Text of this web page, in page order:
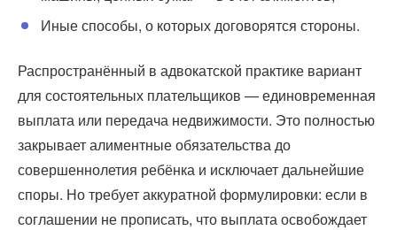
Иные способы, о которых договорятся стороны.
Распространённый в адвокатской практике вариант
для состоятельных плательщиков — единовременная
выплата или передача недвижимости. Это полностью
закрывает алиментные обязательства до
совершеннолетия ребёнка и исключает дальнейшие
споры. Но требует аккуратной формулировки: если в
соглашении не прописать, что выплата освобождает